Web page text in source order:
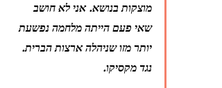
מוצקות בנושא. אני לא חושב
שאי פעם הייתה מלחמה נפשעת
יותר מזו שניהלה ארצות הברית.
נגד מקסיקו.